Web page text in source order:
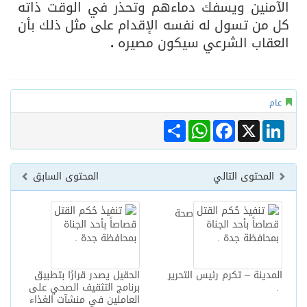
الآمنين ويسفك دماءهم وتحذر في الوقت ذاته
كل من تسول له نفسه الإقدام على مثل ذلك بأن
العقاب الشرعي سيكون مصيره .
عام
Share
WhatsAppFacebook X
LinkedIn
المحتوى السابق المحتوى التالي
الحقيل يصدر قرارًا بتطبيق
برنامج التثقيف الصحي على
العاملين في منشآت الغذاء
صحة
المدينة – تكرم رئيس التحرير
.